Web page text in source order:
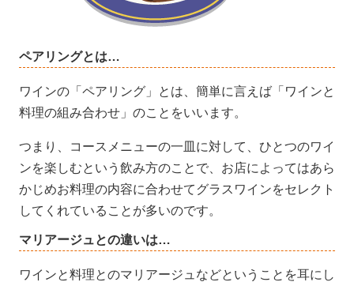
ペアリングとは…
ワインの「ペアリング」とは、簡単に言えば「ワインと
料理の組み合わせ」のことをいいます。
つまり、コースメニューの一皿に対して、ひとつのワイ
ンを楽しむという飲み方のことで、お店によってはあら
かじめお料理の内容に合わせてグラスワインをセレクト
してくれていることが多いのです。
マリアージュとの違いは…
ワインと料理とのマリアージュなどということを耳にし